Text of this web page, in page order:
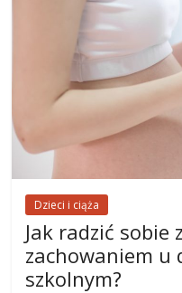
Dzieci i ciąża
Jak radzić sobie
zachowaniem u
szkolnym?